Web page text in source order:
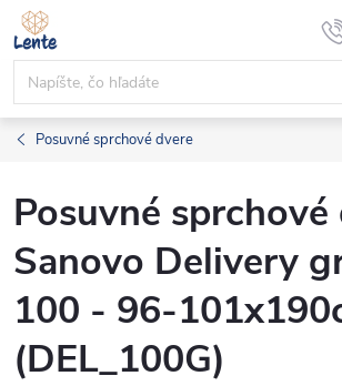
Prejsť
na
obsah
Posuvné sprchové dvere
Posuvné sprchové
Sanovo Delivery
100 - 96-
(DEL_100G)